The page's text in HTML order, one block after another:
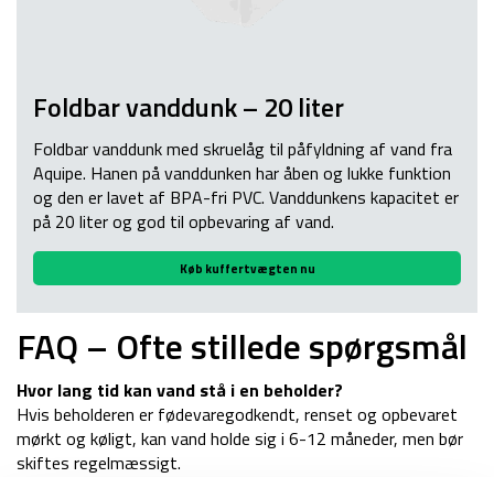
Foldbar vanddunk – 20 liter
Foldbar vanddunk med skruelåg til påfyldning af vand fra
Aquipe. Hanen på vanddunken har åben og lukke funktion
og den er lavet af BPA-fri PVC. Vanddunkens kapacitet er
på 20 liter og god til opbevaring af vand.
Køb kuffertvægten nu
FAQ – Ofte stillede spørgsmål
Hvor lang tid kan vand stå i en beholder?
Hvis beholderen er fødevaregodkendt, renset og opbevaret
mørkt og køligt, kan vand holde sig i 6-12 måneder, men bør
skiftes regelmæssigt.